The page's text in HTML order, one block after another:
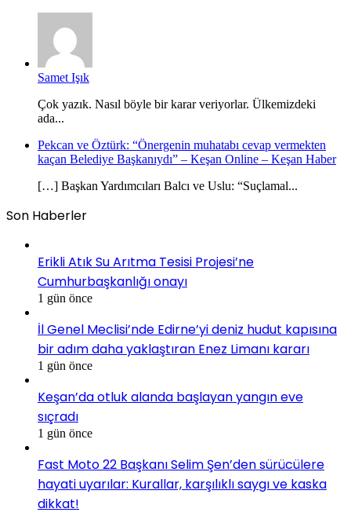
Samet Işık
Çok yazık. Nasıl böyle bir karar veriyorlar. Ülkemizdeki
ada...
Pekcan ve Öztürk: “Önergenin muhatabı cevap vermekten
kaçan Belediye Başkanıydı” – Keşan Online – Keşan Haber
[…] Başkan Yardımcıları Balcı ve Uslu: “Suçlamal...
Son Haberler
Erikli Atık Su Arıtma Tesisi Projesi’ne
Cumhurbaşkanlığı onayı
1 gün önce
İl Genel Meclisi’nde Edirne’yi deniz hudut kapısına
bir adım daha yaklaştıran Enez Limanı kararı
1 gün önce
Keşan’da otluk alanda başlayan yangın eve
sıçradı
1 gün önce
Fast Moto 22 Başkanı Selim Şen’den sürücülere
hayati uyarılar: Kurallar, karşılıklı saygı ve kaska
dikkat!